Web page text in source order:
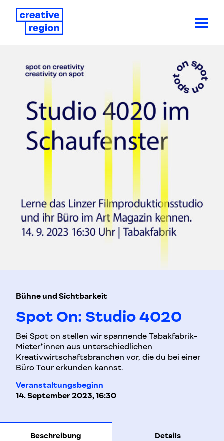
Bühne und Sichtbarkeit
Spot On: Studio 4020
Bei Spot on stellen wir spannende Tabakfabrik-
Mieter*innen aus unterschiedlichen
Kreativwirtschaftsbranchen vor, die du bei einer
Büro Tour erkunden kannst.
Veranstaltungsbeginn
14. September 2023, 16:30
Beschreibung Details